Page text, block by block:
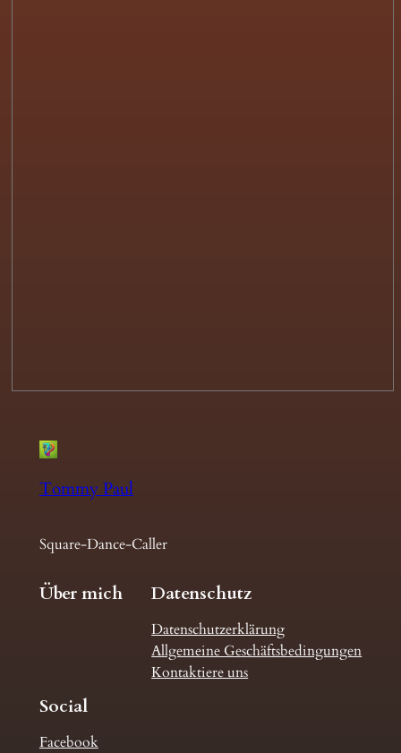
Tommy Paul
Square-Dance-Caller
Über mich Datenschutz
Datenschutzerklärung
Allgemeine Geschäftsbedingungen
Kontaktiere uns
Social
Facebook